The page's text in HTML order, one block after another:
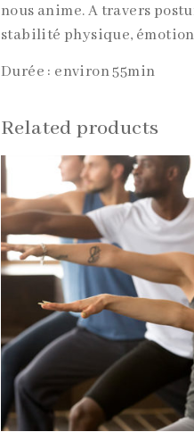
nous anime. A travers
stabilité physique,
Durée : environ 55min
Related products